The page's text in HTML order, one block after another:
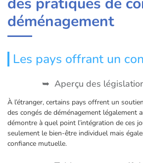
déménagement
Les pays offrant un
Aperçu des
À l’étranger, certains pays offrent un
des congés de déménagement légalement
démontre à quel point l’intégration de ces
seulement le bien-être individuel mais
confiance mutuelle.